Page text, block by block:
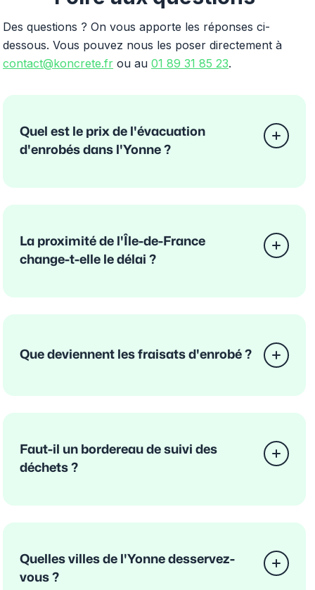
Des questions ? On vous apporte les réponses ci-
dessous. Vous pouvez nous les poser directement à
contact@koncrete.fr ou au 01 89 31 85 23.
Quel est le prix de l'évacuation
d'enrobés dans l'Yonne ?
La proximité de l'Île-de-France
change-t-elle le délai ?
Que deviennent les fraisats d'enrobé ?
Faut-il un bordereau de suivi des
déchets ?
Quelles villes de l'Yonne desservez-
vous ?